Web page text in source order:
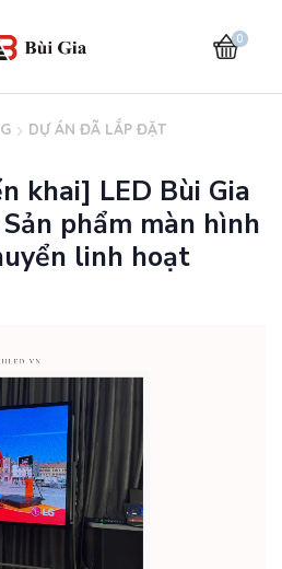
0
DỰ ÁN ĐÃ LẮP ĐẶT
khai] LED Bùi Gia
phẩm màn hình
linh hoạt